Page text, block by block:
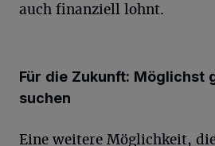
auch finanziell lohnt.
Für die Zukunft: Möglichst
suchen
Eine weitere Möglichkeit,